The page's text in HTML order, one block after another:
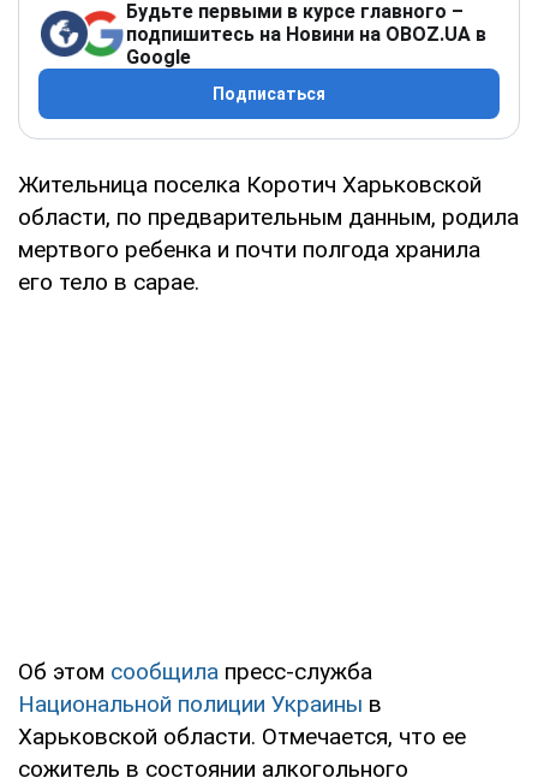
Будьте первыми в курсе главного –
подпишитесь на Новини на OBOZ.UA в
Google
Подписаться
Жительница поселка Коротич Харьковской
области, по предварительным данным, родила
мертвого ребенка и почти полгода хранила
его тело в сарае.
Об этом сообщила пресс-служба
Национальной полиции Украины в
Харьковской области. Отмечается, что ее
сожитель в состоянии алкогольного